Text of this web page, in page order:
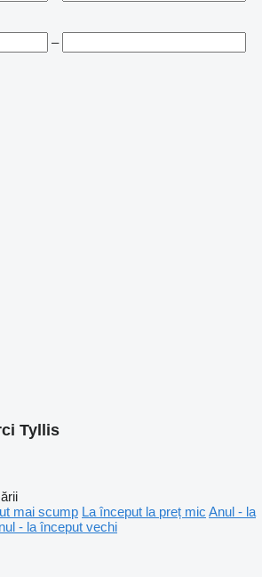
–
Tyllis
mai scump La început la preț mic Anul - la
- la început vechi